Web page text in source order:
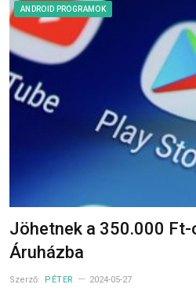
ANDROID PROGRAMOK
Jöhetnek a 350.000 Ft-
Áruházba
Szerző: PÉTER 2024-05-27